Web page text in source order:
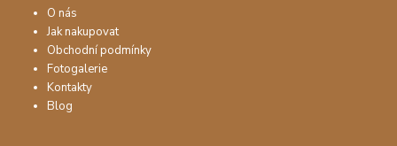
O nás
Jak nakupovat
Obchodní podmínky
Fotogalerie
Kontakty
Blog